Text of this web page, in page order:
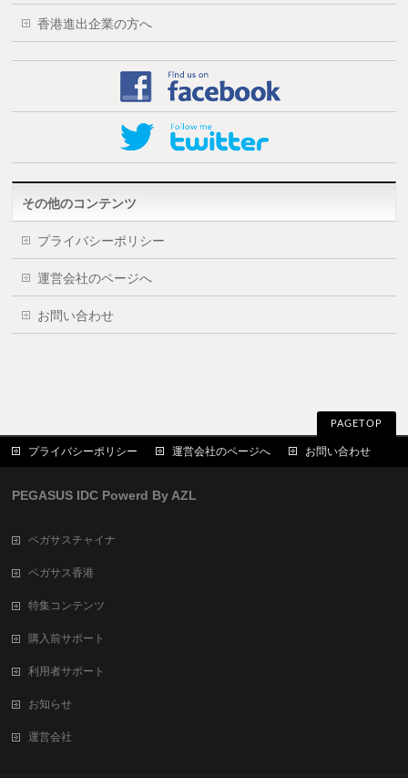
香港進出企業の方へ
その他のコンテンツ
プライバシーポリシー
運営会社のページへ
お問い合わせ
PAGETOP
プライバシーポリシー 運営会社のページへ お問い合わせ
PEGASUS IDC Powerd By AZL
ペガサスチャイナ
ペガサス香港
特集コンテンツ
購入前サポート
利用者サポート
お知らせ
運営会社